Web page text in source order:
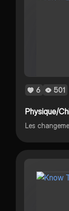
6 501
Physique/
Les